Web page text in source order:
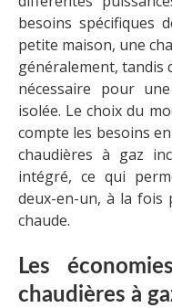
besoins spécifiques
petite maison, une
généralement, tandis
nécessaire pour
isolée. Le choix du
compte les besoins
chaudières à gaz
intégré, ce qui
deux-en-un, à la fois
chaude.
Les
chaudières à